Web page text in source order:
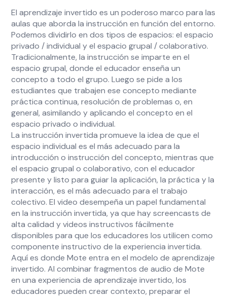
El aprendizaje invertido es un poderoso marco para las
aulas que aborda la instrucción en función del entorno.
Podemos dividirlo en dos tipos de espacios: el espacio
privado / individual y el espacio grupal / colaborativo.
Tradicionalmente, la instrucción se imparte en el
espacio grupal, donde el educador enseña un
concepto a todo el grupo. Luego se pide a los
estudiantes que trabajen ese concepto mediante
práctica continua, resolución de problemas o, en
general, asimilando y aplicando el concepto en el
espacio privado o individual.
La instrucción invertida promueve la idea de que el
espacio individual es el más adecuado para la
introducción o instrucción del concepto, mientras que
el espacio grupal o colaborativo, con el educador
presente y listo para guiar la aplicación, la práctica y la
interacción, es el más adecuado para el trabajo
colectivo. El video desempeña un papel fundamental
en la instrucción invertida, ya que hay screencasts de
alta calidad y videos instructivos fácilmente
disponibles para que los educadores los utilicen como
componente instructivo de la experiencia invertida.
Aquí es donde Mote entra en el modelo de aprendizaje
invertido. Al combinar fragmentos de audio de Mote
en una experiencia de aprendizaje invertido, los
educadores pueden crear contexto, preparar el